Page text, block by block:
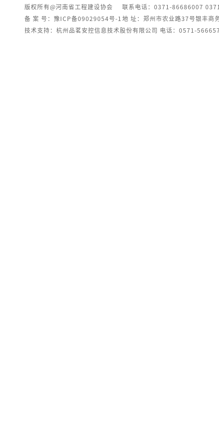
版权所有@河南省工程建设协会
联系电话：0371-86686007
备 案 号：豫ICP备09029054号-1 地 址：郑州市农业路37号银丰商
技术支持：杭州品茗安控信息技术股份有限公司 电话：0571-